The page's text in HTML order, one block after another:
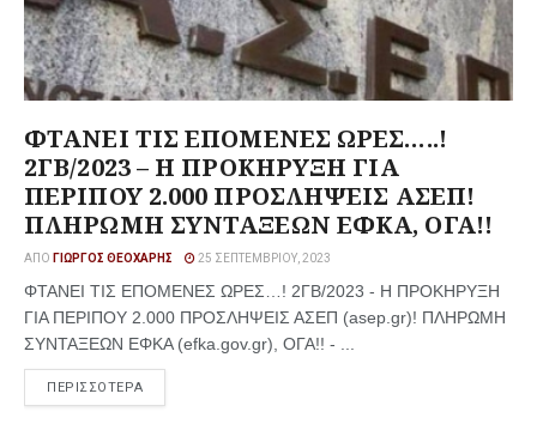
ΦΤΑΝΕΙ ΤΙΣ ΕΠΟΜΕΝΕΣ ΩΡΕΣ…..!
2ΓΒ/2023 – Η ΠΡΟΚΗΡΥΞΗ ΓΙΑ
ΠΕΡΙΠΟΥ 2.000 ΠΡΟΣΛΗΨΕΙΣ ΑΣΕΠ!
ΠΛΗΡΩΜΗ ΣΥΝΤΑΞΕΩΝ ΕΦΚΑ, ΟΓΑ!!
ΑΠΌ ΓΙΏΡΓΟΣ ΘΕΟΧΆΡΗΣ 25 ΣΕΠΤΕΜΒΡΊΟΥ, 2023
ΦΤΑΝΕΙ ΤΙΣ ΕΠΟΜΕΝΕΣ ΩΡΕΣ…! 2ΓΒ/2023 - Η ΠΡΟΚΗΡΥΞΗ
ΓΙΑ ΠΕΡΙΠΟΥ 2.000 ΠΡΟΣΛΗΨΕΙΣ ΑΣΕΠ (asep.gr)! ΠΛΗΡΩΜΗ
ΣΥΝΤΑΞΕΩΝ ΕΦΚΑ (efka.gov.gr), ΟΓΑ!! - ...
ΠΕΡΙΣΣΟΤΕΡΑ